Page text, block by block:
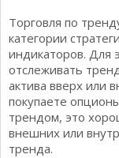
Торговля по
категории
индикаторов. Для
отслеживать
актива вверх или
покупаете
трендом, это
внешних или
тренда.